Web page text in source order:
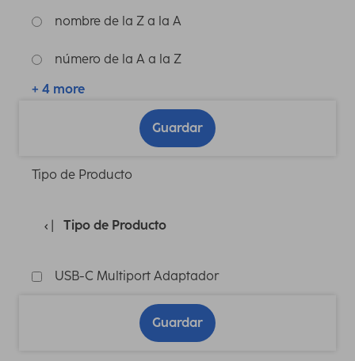
nombre de la Z a la A
número de la A a la Z
+ 4 more
Guardar
Tipo de Producto
Tipo de Producto
USB-C Multiport Adaptador
Guardar